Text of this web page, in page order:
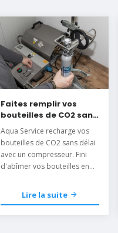
Faites remplir vos
bouteilles de CO2 sans
délai
Aqua Service recharge vos
bouteilles de CO2 sans délai
avec un compresseur. Fini
d'abîmer vos bouteilles en
Lire la suite